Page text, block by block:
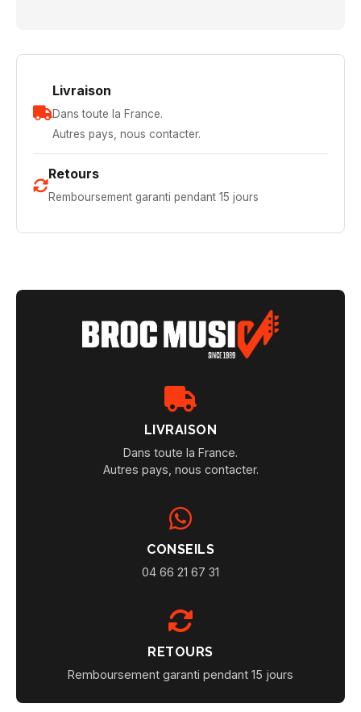
Livraison
Dans toute la France.
Autres pays, nous contacter.
Retours
Remboursement garanti pendant 15 jours
LIVRAISON
Dans toute la France.
Autres pays, nous contacter.
CONSEILS
04 66 21 67 31
RETOURS
Remboursement garanti pendant 15 jours